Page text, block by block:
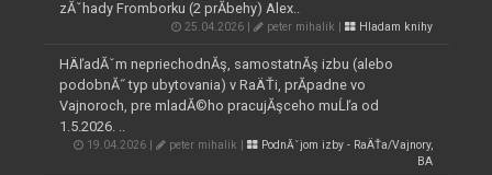
zĂˇhady Fromborku (2 prĂ­behy) Alex..
25.04.2026 | peter mihalik | Hladam knihy
HÄľadĂˇm nepriechodnĂş, samostatnĂş izbu (alebo
podobnĂ˝ typ ubytovania) v RaÄŤi, prĂ­padne vo
Vajnoroch, pre mladĂ©ho pracujĂşceho muĹľa od
1.5.2026. ..
19.04.2026 | peter mihalik |
PodnĂˇjom izby - RaÄŤa/Vajnory,
BA